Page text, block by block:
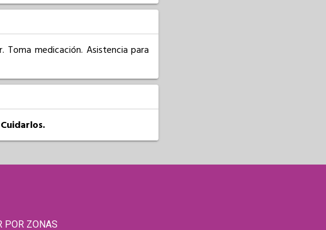
Toma medicación. Asistencia para
POR ZONAS